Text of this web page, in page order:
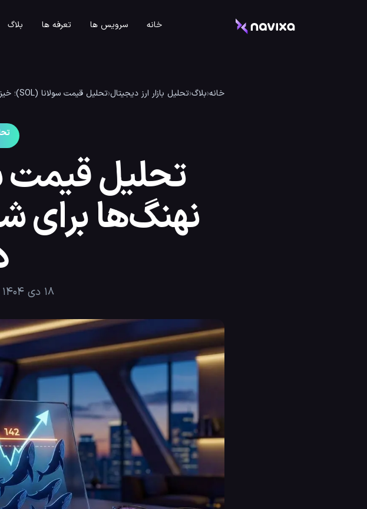
خانه سرویس ها تعرفه ها بلاگ
خانه‹بلاگ‹تحلیل بازار ارز دیجیتال‹تحلیل قیمت سولانا (SOL)؛ خیز نهنگ‌ها برای شکست مقاومت ۱۴۲ دلاری
۱۸ دی ۱۴۰۴